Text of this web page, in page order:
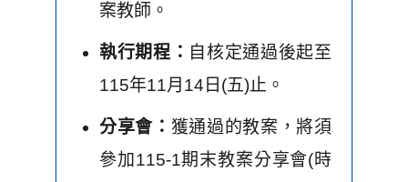
案教師。
執行期程： 自核定通過後起至
115年11月14日(五)止。
分享會： 獲通過的教案，將須
參加115-1期末教案分享會(時